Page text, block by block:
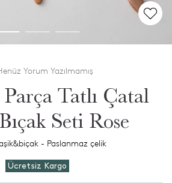
Yorum Yazılmamış
Tatlı Çatal
Seti Rose
- Paslanmaz çelik
Ücretsiz Kargo